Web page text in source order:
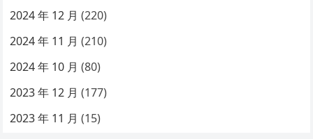
2024 年 12 月 (220)
2024 年 11 月 (210)
2024 年 10 月 (80)
2023 年 12 月 (177)
2023 年 11 月 (15)